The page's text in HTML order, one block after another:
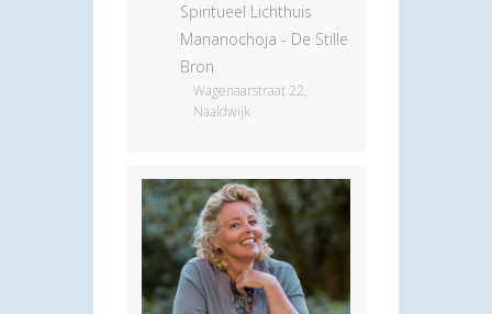
Spiritueel Lichthuis
Mananochoja - De Stille
Bron
Wagenaarstraat 22,
Naaldwijk